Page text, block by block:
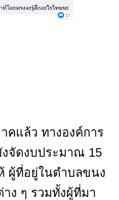
คแล้ว ทางองค์การ
จัดงบประมาณ 15
ผู้ที่อยู่ในตำบลขนง
ง ๆ รวมทั้งผู้ที่มา